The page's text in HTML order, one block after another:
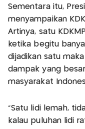
Sementara itu,
menyampaikan
Artinya, satu
ketika begitu
dijadikan satu
dampak yang
masyarakat
"Satu lidi lemah,
kalau puluhan lidi